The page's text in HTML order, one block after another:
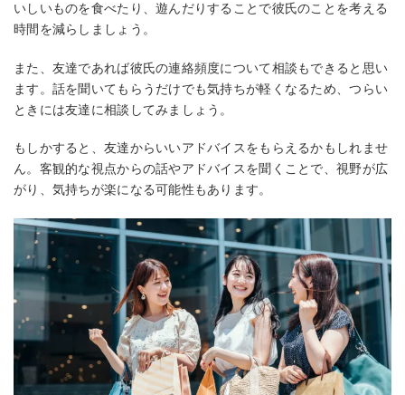
いしいものを食べたり、遊んだりすることで彼氏のことを考える
時間を減らしましょう。
また、友達であれば彼氏の連絡頻度について相談もできると思い
ます。話を聞いてもらうだけでも気持ちが軽くなるため、つらい
ときには友達に相談してみましょう。
もしかすると、友達からいいアドバイスをもらえるかもしれませ
ん。客観的な視点からの話やアドバイスを聞くことで、視野が広
がり、気持ちが楽になる可能性もあります。